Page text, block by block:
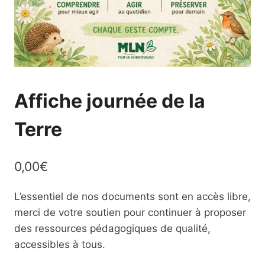
Affiche journée de la
Terre
0,00€
L’essentiel de nos documents sont en accès libre,
merci de votre soutien pour continuer à proposer
des ressources pédagogiques de qualité,
accessibles à tous.